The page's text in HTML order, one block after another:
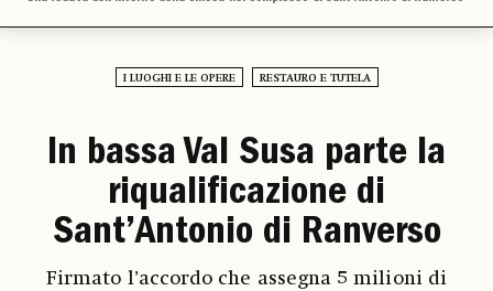
I LUOGHI E LE OPERE RESTAURO E TUTELA
In bassa Val Susa parte la
riqualificazione di
Sant’Antonio di Ranverso
Firmato l’accordo che assegna 5 milioni di